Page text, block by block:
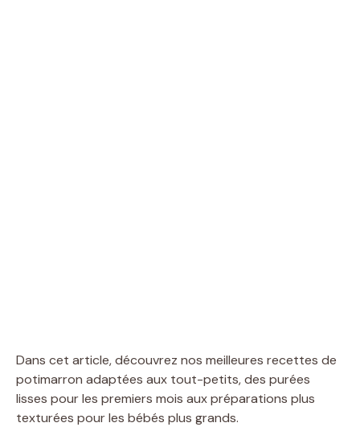
Dans cet article, découvrez nos meilleures recettes de
potimarron adaptées aux tout-petits, des purées
lisses pour les premiers mois aux préparations plus
texturées pour les bébés plus grands.